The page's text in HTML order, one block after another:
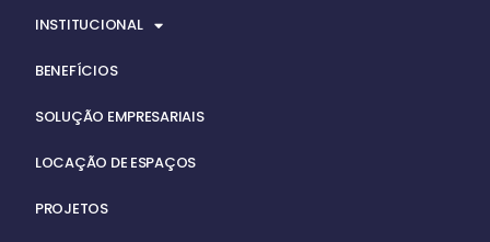
INSTITUCIONAL
BENEFÍCIOS
SOLUÇÃO EMPRESARIAIS
LOCAÇÃO DE ESPAÇOS
PROJETOS